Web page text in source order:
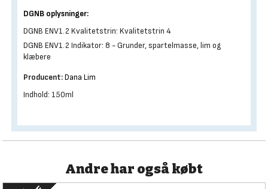
DGNB oplysninger:
DGNB ENV1.2 Kvalitetstrin: Kvalitetstrin 4
DGNB ENV1.2 Indikator: 8 - Grunder, spartelmasse, lim og
klæbere
Producent:Dana Lim
Indhold: 150ml
Andre har også købt